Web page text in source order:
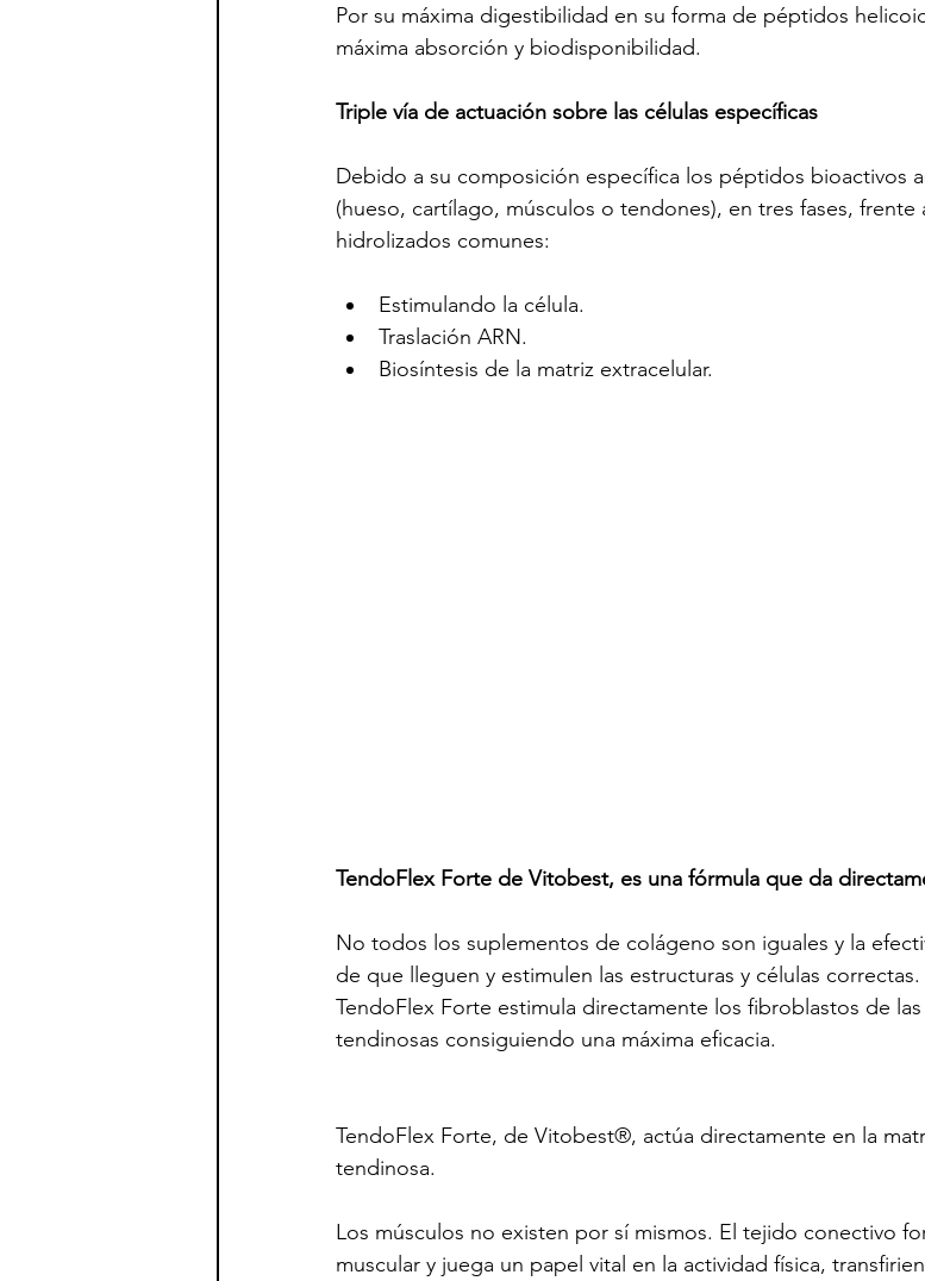
Por su máxima digestibilidad en su forma de péptidos
máxima absorción y biodisponibilidad.
Triple vía de actuación sobre las células específicas
Debido a su composición específica los péptidos bioactivos
(hueso, cartílago, músculos o tendones), en tres fases, frente
hidrolizados comunes:
Estimulando la célula.
Traslación ARN.
Biosíntesis de la matriz extracelular.
TendoFlex Forte de Vitobest, es una fórmula que da
No todos los suplementos de colágeno son iguales y la
de que lleguen y estimulen las estructuras y células
TendoFlex Forte estimula directamente los fibroblastos de las
tendinosas consiguiendo una máxima eficacia.
TendoFlex Forte, de Vitobest®, actúa directamente en la
tendinosa.
Los músculos no existen por sí mismos. El tejido conectivo
muscular y juega un papel vital en la actividad física,